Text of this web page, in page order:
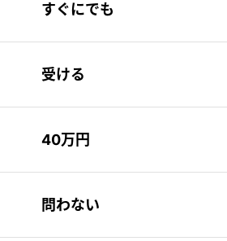
すぐにでも
受ける
40万円
問わない